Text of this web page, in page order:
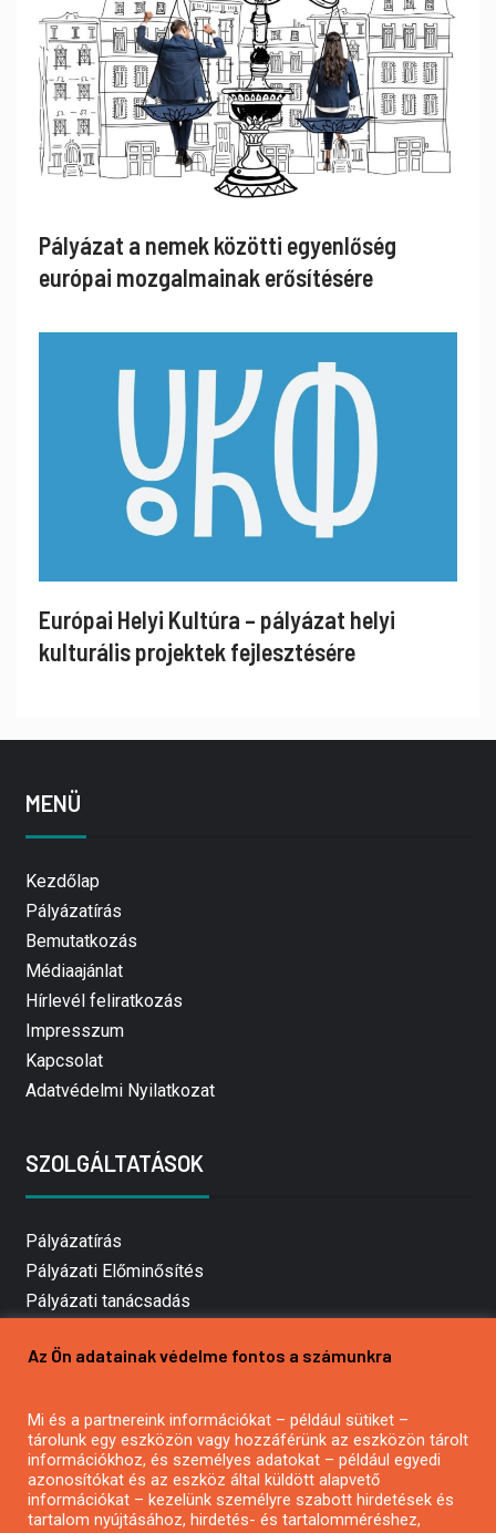
Pályázat a nemek közötti egyenlőség
európai mozgalmainak erősítésére
Európai Helyi Kultúra – pályázat helyi
kulturális projektek fejlesztésére
MENÜ
Kezdőlap
Pályázatírás
Bemutatkozás
Médiaajánlat
Hírlevél feliratkozás
Impresszum
Kapcsolat
Adatvédelmi Nyilatkozat
SZOLGÁLTATÁSOK
Pályázatírás
Pályázati Előminősítés
Pályázati tanácsadás
Mezőgazdasági pályázatírás
Pályázatírás civil szervezeteknek
Pályázatírás önkormányzatoknak
Pályázatfigyelés
Specifikus pályázatfigyelés vagy hírlevél
Az Ön adatainak védelme fontos a számunkra
Mi és a partnereink információkat – például sütiket –
tárolunk egy eszközön vagy hozzáférünk az eszközön tárolt
információkhoz, és személyes adatokat – például egyedi
azonosítókat és az eszköz által küldött alapvető
információkat – kezelünk személyre szabott hirdetések és
tartalom nyújtásához, hirdetés- és tartalomméréshez,